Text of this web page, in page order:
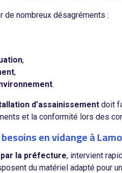
de nombreux désagréments :
,
,
.
d’assainissement doit
et la conformité lors des
en vidange à
la préfecture, intervient
du matériel adapté pour